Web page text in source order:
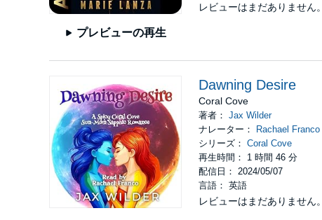
プレビューの再生
レビューはまだありません。
Dawning Desire
Coral Cove
著者：Jax Wilder
ナレーター：
Rachael Franco
シリーズ：Coral Cove
再生時間： 1 時間 46 分
配信日： 2024/05/07
言語： 英語
レビューはまだありません。